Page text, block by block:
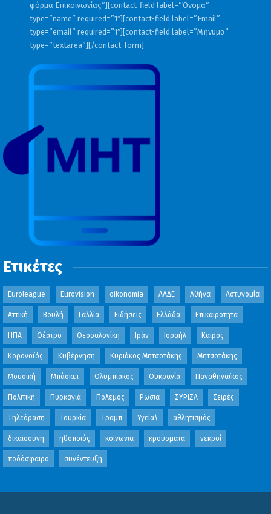
φόρμα Επικοινωνίας”][contact-field label=”Όνομα”
type=”name” required=”1″][contact-field label=”Email”
type=”email” required=”1″][contact-field label=”Μήνυμα”
type=”textarea”][/contact-form]
Ετικέτες
Euroleague Eurovision oikonomia ΑΑΔΕ Αθήνα Αστυνομία
Αττική Βουλή Γαλλία Ειδήσεις Ελλάδα Επικαιρότητα
ΗΠΑ Θέατρο Θεσσαλονίκη Ιράν Ισραήλ Καιρός
Κορονοϊός Κυβέρνηση Κυριάκος Μητσοτάκης Μητσοτάκης
Μουσική Μπάσκετ Ολυμπιακός Ουκρανία Παναθηναϊκός
Πολιτική Πυρκαγιά Πόλεμος Ρωσια ΣΥΡΙΖΑ Σειρές
Τηλεόραση Τουρκία Τραμπ Υγεία\ αθλητισμός
δικαιοσύνη ηθοποιός κοινωνια κρούσματα νεκροί
ποδόσφαιρο συνέντευξη